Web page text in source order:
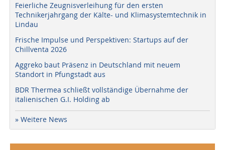
Feierliche Zeugnisverleihung für den ersten
Technikerjahrgang der Kälte- und Klimasystemtechnik in
Lindau
Frische Impulse und Perspektiven: Startups auf der
Chillventa 2026
Aggreko baut Präsenz in Deutschland mit neuem
Standort in Pfungstadt aus
BDR Thermea schließt vollständige Übernahme der
italienischen G.I. Holding ab
» Weitere News